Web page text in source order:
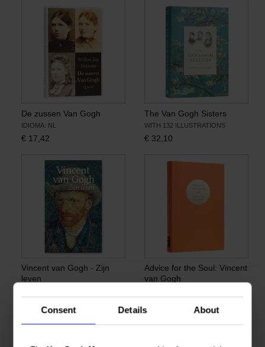
Consent Details About
De zussen Van Gogh
IDIOMA: NL
€ 17,42
The Van Gogh Sisters
WITH 132 ILLUSTRATIONS
€ 32,10
Vincent van Gogh - Zijn
leven
Advice for the Soul: Vincent
van Gogh